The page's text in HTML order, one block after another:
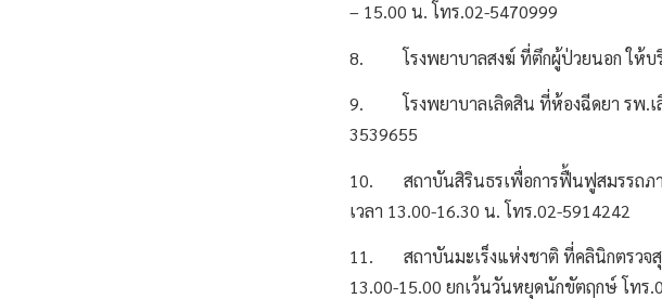
– 15.00 น. โทร.02-5470999
8. โรงพยาบาลสงฆ์ ที่ตึกผู้ป่วยนอก ให้บริก
9. โรงพยาบาลเลิดสิน ที่ห้องฉีดยา รพ.เลิ
3539655
10. สถาบันสิรินธรเพื่อการฟื้นฟูสมรรถภา
เวลา 13.00-16.30 น. โทร.02-5914242
11. สถาบันมะเร็งแห่งชาติ ที่คลินิกตรวจสุ
13.00-15.00 ยกเว้นวันหยุดนักขัตฤกษ์ โทร